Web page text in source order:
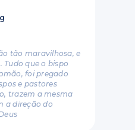
tão maravilhosa, e
Tudo que o bispo
foi pregado
e pastores
trazem a mesma
a direção do